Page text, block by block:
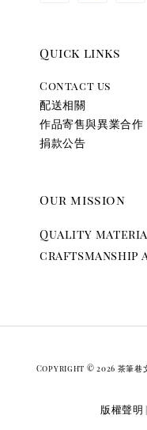
Quick links
Contact us
配送相關
作品寄售與異業合作
捐款公告
Our mission
Quality
craftsmanship
Copyright © 2026 茶筆巷
版權聲明